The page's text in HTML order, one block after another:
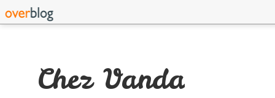
Chez Vanda